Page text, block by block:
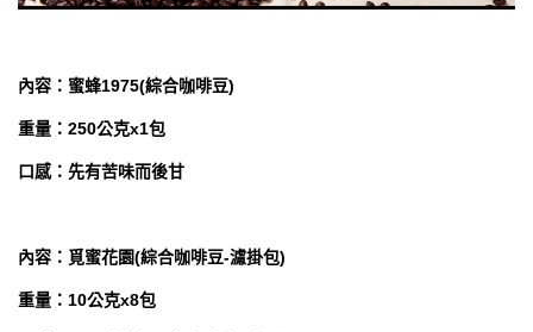
內容：蜜蜂1975(綜合咖啡豆)
重量：250公克x1包
口感：先有苦味而後甘
內容：覓蜜花園(綜合咖啡豆-濾掛包)
重量：10公克x8包